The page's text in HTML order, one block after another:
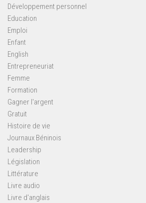
Développement personnel
Education
Emploi
Enfant
English
Entrepreneuriat
Femme
Formation
Gagner l'argent
Gratuit
Histoire de vie
Journaux Béninois
Leadership
Législation
Littérature
Livre audio
Livre d'anglais